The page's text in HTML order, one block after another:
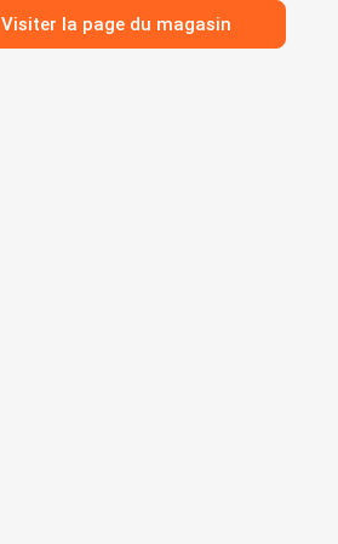
Visiter la page du magasin